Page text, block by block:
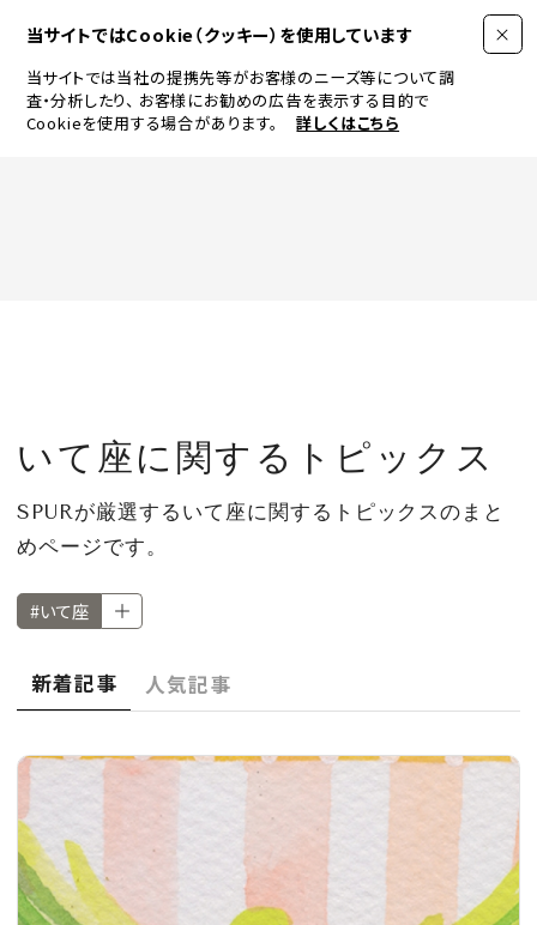
当サイトではCookie（クッキー）を使用しています
当サイトでは当社の提携先等がお客様のニーズ等について調
査・分析したり、 お客様にお勧めの広告を表示する目的で
Cookieを使用する場合があります。
詳しくはこちら
LIFESTYLE
CULTURE
CELEBRITY
COLLECTION
WEDDING
FORTUNE
SDGs
いて座に関するトピックス
SPURが厳選するいて座に関するトピックスのまと
めページです。
#いて座
新着記事 人気記事